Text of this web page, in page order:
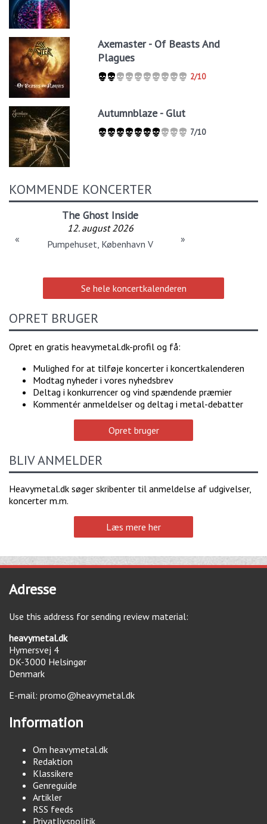
Axemaster - Of Beasts And
Plagues
2/10
Autumnblaze - Glut
7/10
KOMMENDE KONCERTER
The Ghost Inside
12. august 2026
Pumpehuset, København V
« »
Se hele koncertkalenderen
OPRET BRUGER
Opret en gratis heavymetal.dk-profil og få:
Mulighed for at tilføje koncerter i koncertkalenderen
Modtag nyheder i vores nyhedsbrev
Deltag i konkurrencer og vind spændende præmier
Kommentér anmeldelser og deltag i metal-debatter
Opret bruger
BLIV ANMELDER
Heavymetal.dk søger skribenter til anmeldelse af udgivelser,
koncerter m.m.
Læs mere her
Adresse
Use this address for sending review material:
heavymetal.dk
Hymersvej 4
DK-3000 Helsingør
Denmark
E-mail: promo@heavymetal.dk
Information
Om heavymetal.dk
Redaktion
Klassikere
Genreguide
Artikler
RSS feeds
Privatlivspolitik